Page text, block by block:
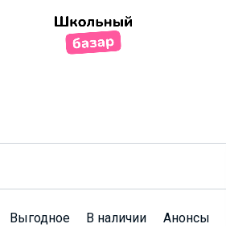
Выгодное В наличии Анонсы